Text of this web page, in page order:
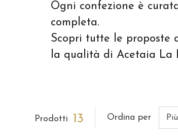
Ogni confezione è
completa.
Scopri tutte le proposte
la qualità di Acetaia La
Prodotti 13 Ordina per